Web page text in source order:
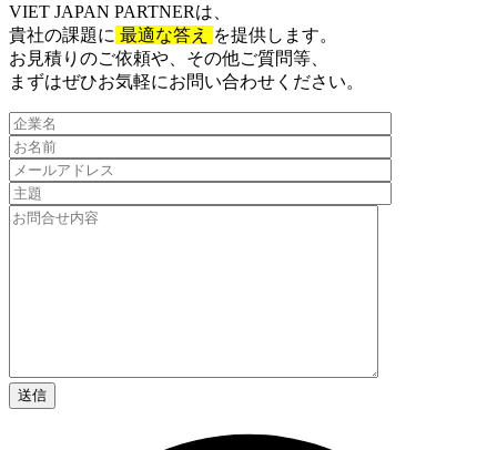
VIET JAPAN PARTNERは、
貴社の課題に 最適な答え
を提供します。
お見積りのご依頼や、その他ご質問等、​
まずはぜひお気軽にお問い合わせください。​